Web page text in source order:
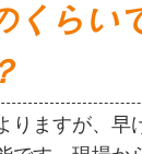
くらい
りますが、早